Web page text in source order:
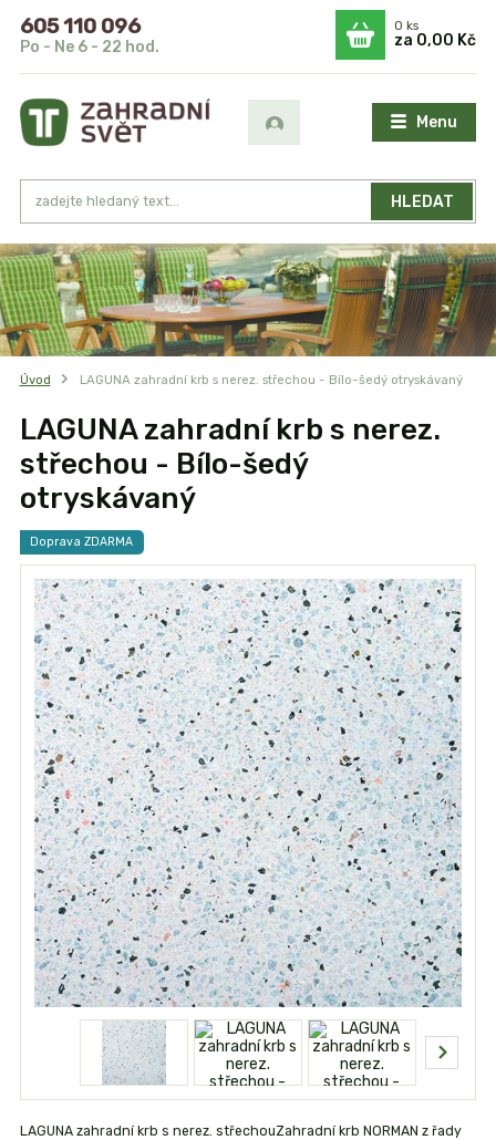
Menu
HLEDAT
605 110 096
Po - Ne 6 - 22 hod.
0ks
za 0,00 Kč
Úvod LAGUNA zahradní krb s nerez. střechou - Bílo-šedý otryskávaný
LAGUNA zahradní krb s nerez.
střechou - Bílo-šedý
otryskávaný
Doprava ZDARMA
LAGUNA zahradní krb s nerez. střechouZahradní krb NORMAN z řady